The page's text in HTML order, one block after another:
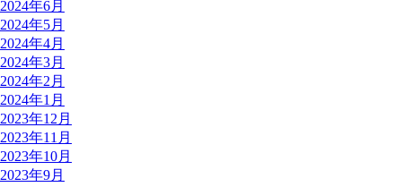
2024年6月
2024年5月
2024年4月
2024年3月
2024年2月
2024年1月
2023年12月
2023年11月
2023年10月
2023年9月